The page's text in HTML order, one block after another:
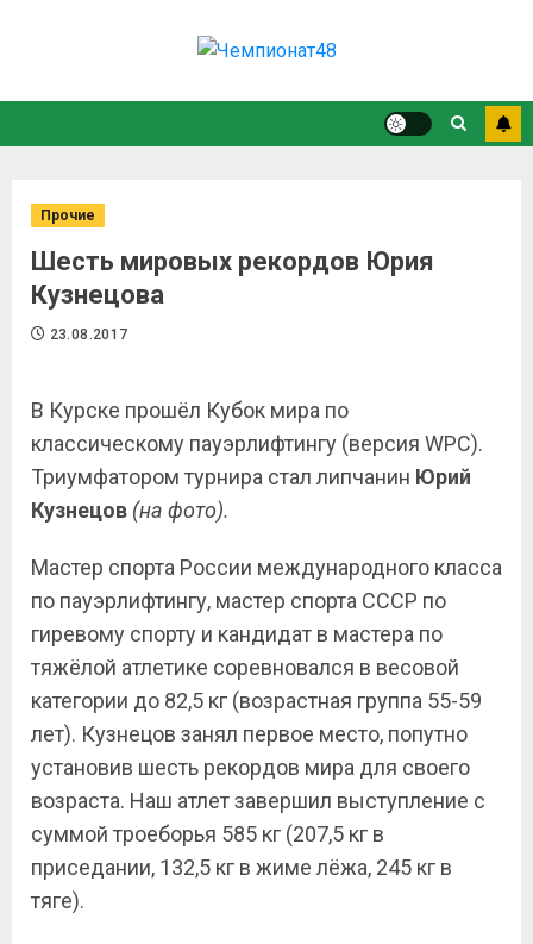
Прочие
Шесть мировых рекордов Юрия
Кузнецова
23.08.2017
В Курске прошёл Кубок мира по
классическому пауэрлифтингу (версия WPC).
Триумфатором турнира стал липчанин Юрий
Кузнецов (на фото).
Мастер спорта России международного класса
по пауэрлифтингу, мастер спорта СССР по
гиревому спорту и кандидат в мастера по
тяжёлой атлетике соревновался в весовой
категории до 82,5 кг (возрастная группа 55-59
лет). Кузнецов занял первое место, попутно
установив шесть рекордов мира для своего
возраста. Наш атлет завершил выступление с
суммой троеборья 585 кг (207,5 кг в
приседании, 132,5 кг в жиме лёжа, 245 кг в
тяге).